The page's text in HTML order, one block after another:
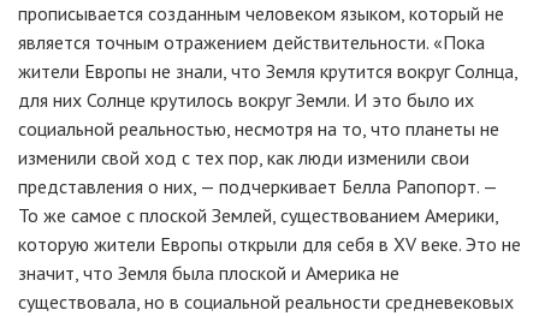
прописывается созданным человеком языком, который не
является точным отражением действительности. «Пока
жители Европы не знали, что Земля крутится вокруг Солнца,
для них Солнце крутилось вокруг Земли. И это было их
социальной реальностью, несмотря на то, что планеты не
изменили свой ход с тех пор, как люди изменили свои
представления о них, — подчеркивает Белла Рапопорт. —
То же самое с плоской Землей, существованием Америки,
которую жители Европы открыли для себя в XV веке. Это не
значит, что Земля была плоской и Америка не
существовала, но в социальной реальности средневековых